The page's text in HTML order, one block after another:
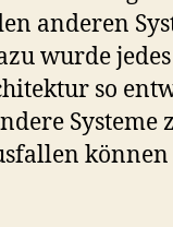
anderen
wurde jedes
so
Systeme